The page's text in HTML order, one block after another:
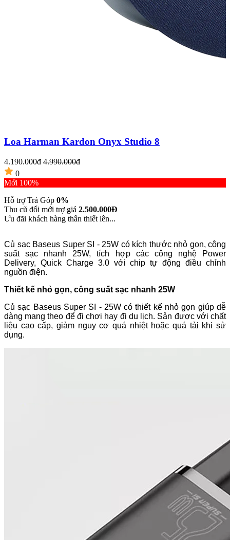
Loa Harman Kardon Onyx Studio 8
4.190.000đ 4.990.000đ
0
Mới 100%
Hỗ trợ Trả Góp 0%
Thu cũ đổi mới trợ giá 2.500.000Đ
Ưu đãi khách hàng thân thiết lên...
Củ sạc Baseus Super SI - 25W có kích thước nhỏ gọn, công
suất sạc nhanh 25W, tích hợp các công nghệ Power
Delivery, Quick Charge 3.0 với chip tự động điều chỉnh
nguồn điện.
Thiết kế nhỏ gọn, công suất sạc nhanh 25W
Củ sạc Baseus Super SI - 25W có thiết kế nhỏ gọn giúp dễ
dàng mang theo để đi chơi hay đi du lịch. Sản được với chất
liệu cao cấp, giảm nguy cơ quá nhiệt hoặc quá tải khi sử
dụng.